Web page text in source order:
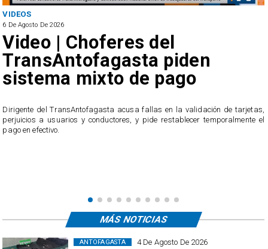
VIDEOS
6 De Agosto De 2026
Video | Choferes del
TransAntofagasta piden
sistema mixto de pago
​Dirigente del TransAntofagasta acusa fallas en la validación de tarjetas,
perjuicios a usuarios y conductores, y pide restablecer temporalmente el
pago en efectivo.
4 De Agosto De 2026
ANTOFAGASTA
MÁS NOTICIAS